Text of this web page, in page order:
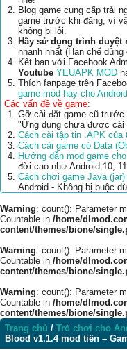
Blog game cung cấp trải
game trước khi đăng, vì
không bị lỗi.
Hãy sử dụng trình duyệt
nhanh nhất (Hạn chế
Kết bạn với Facebook
Youtube YEUAPK MOD
Thích fanpage trên
game mod hay cho Android
Các vấn đề về game:
Gỡ cài đặt game cũ trước
"Ứng dụng chưa được cài
Cách cài tập tin .APK của
Cách cài game có Data
Hướng dẫn mod game
đời cao như Android 10,
Cách chơi game Java
Android - Không bị buộc
Warning: count(): Parameter
Countable in /home/
content/themes/bione/
Warning: count(): Parameter
Countable in /home/
content/themes/bione/
Warning: count(): Parameter
Countable in /home/
content/themes/bione/
Trang chủ / Trò chơi cho
Blood v1.1.4 mod tiền –